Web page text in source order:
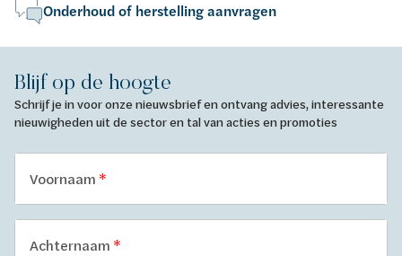
Onderhoud of herstelling aanvragen
Blijf op de hoogte
Schrijf je in voor onze nieuwsbrief en ontvang advies, interessante
nieuwigheden uit de sector en tal van acties en promoties
Voornaam
Achternaam